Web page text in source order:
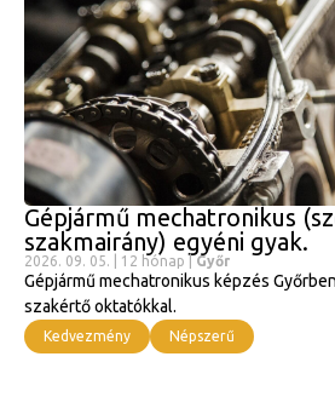
Gépjármű mechatronikus
szakmairány) egyéni gyak.
2026. 09. 05. | 12 hónap |Győr
Gépjármű mechatronikus képzés
szakértő oktatókkal.
Kedvezmény Népszerű